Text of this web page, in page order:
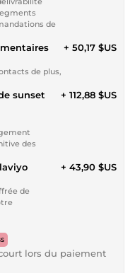
de
de plus,
+ 50,17 $US
sunset
des
+ 112,88 $US
de
+ 43,90 $US
lors du paiement